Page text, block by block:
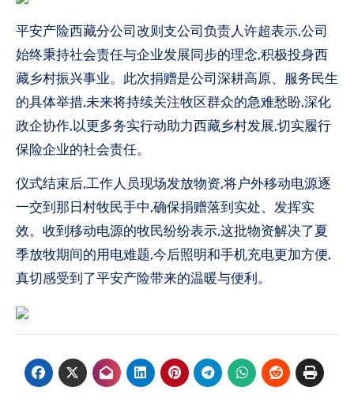
平安产险西藏分公司改则支公司负责人许超表示,公司
始终秉持社会责任与企业发展同步的理念,积极投身西
藏乡村振兴事业。此次捐赠是公司深耕高原、服务民生
的具体举措,未来将持续关注牧区群众的急难愁盼,深化
政企协作,以更多务实行动助力西藏乡村发展,切实履行
保险企业的社会责任。
仪式结束后,工作人员现场发放物资,将户外移动电源逐
一交到那日村牧民手中,确保捐赠落到实处、发挥实
效。收到移动电源的牧民纷纷表示,这批物资解决了夏
季放牧期间的用电难题,今后照明和手机充电更加方便,
真切感受到了平安产险带来的温暖与便利。